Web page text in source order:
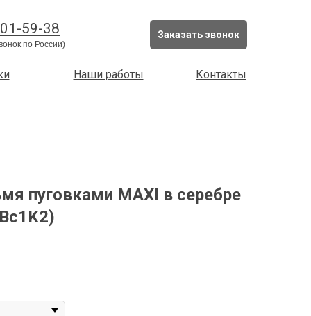
Заказать звонок
59-38
по России)
Контакты
Наши работы
пуговками MAXI в серебре